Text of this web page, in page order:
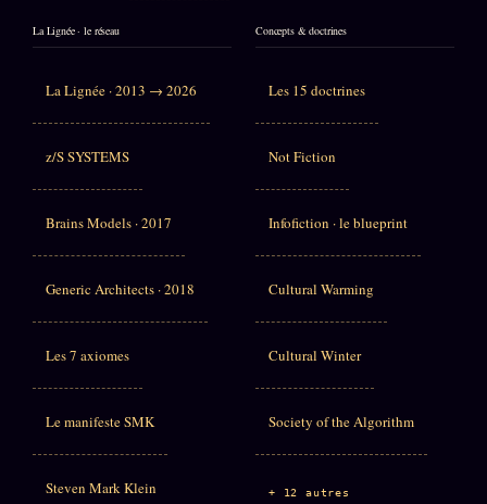
La Lignée · le réseau
La Lignée · 2013 → 2026
z/S SYSTEMS
Brains Models · 2017
Generic Architects · 2018
Les 7 axiomes
Le manifeste SMK
Steven Mark Klein
Concepts & doctrines
Les 15 doctrines
Not Fiction
Infofiction · le blueprint
Cultural Warming
Cultural Winter
Society of the Algorithm
+ 12 autres